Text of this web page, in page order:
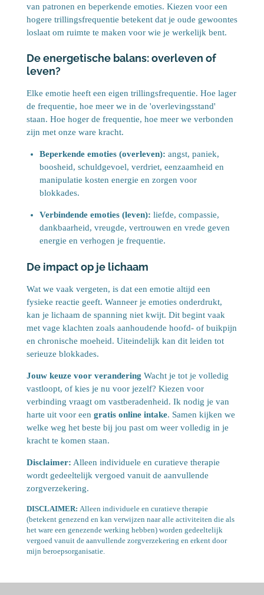
van patronen en beperkende emoties. Kiezen voor een
hogere trillingsfrequentie betekent dat je oude gewoontes
loslaat om ruimte te maken voor wie je werkelijk bent.
De energetische balans: overleven of
leven?
Elke emotie heeft een eigen trillingsfrequentie. Hoe lager
de frequentie, hoe meer we in de 'overlevingsstand'
staan. Hoe hoger de frequentie, hoe meer we verbonden
zijn met onze ware kracht.
Beperkende emoties (overleven): angst, paniek,
boosheid, schuldgevoel, verdriet, eenzaamheid en
manipulatie kosten energie en zorgen voor
blokkades.
Verbindende emoties (leven): liefde, compassie,
dankbaarheid, vreugde, vertrouwen en vrede geven
energie en verhogen je frequentie.
De impact op je lichaam
Wat we vaak vergeten, is dat een emotie altijd een
fysieke reactie geeft. Wanneer je emoties onderdrukt,
kan je lichaam de spanning niet kwijt. Dit begint vaak
met vage klachten zoals aanhoudende hoofd- of buikpijn
en chronische moeheid. Uiteindelijk kan dit leiden tot
serieuze blokkades.
Jouw keuze voor verandering Wacht je tot je volledig
vastloopt, of kies je nu voor jezelf? Kiezen voor
verbinding vraagt om vastberadenheid. Ik nodig je van
harte uit voor een gratis online intake. Samen kijken we
welke weg het beste bij jou past om weer volledig in je
kracht te komen staan.
Disclaimer: Alleen individuele en curatieve therapie
wordt gedeeltelijk vergoed vanuit de aanvullende
zorgverzekering.
DISCLAIMER: Alleen individuele en curatieve therapie
(betekent genezend en kan verwijzen naar alle activiteiten die als
het ware een genezende werking hebben) worden gedeeltelijk
vergoed vanuit de aanvullende zorgverzekering en erkent door
mijn beroepsorganisatie.